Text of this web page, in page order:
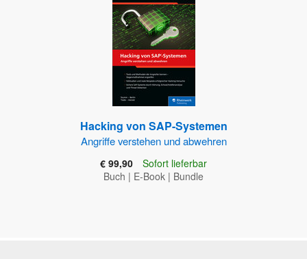
Hacking von SAP-Systemen
Angriffe verstehen und abwehren
€ 99,90
Sofort lieferbar
Buch | E-Book | Bundle